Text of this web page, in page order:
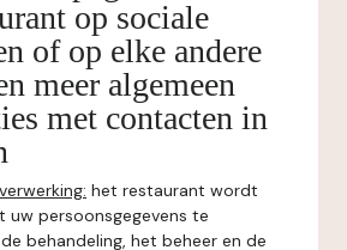
op sociale
of op elke andere
meer algemeen
met contacten in
het restaurant wordt
uw persoonsgegevens te
behandeling, het beheer en de